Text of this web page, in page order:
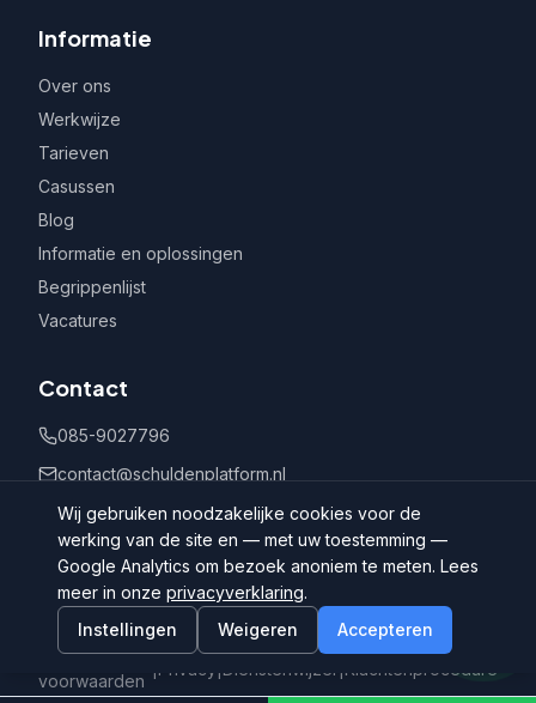
Informatie
Over ons
Werkwijze
Tarieven
Casussen
Blog
Informatie en oplossingen
Begrippenlijst
Vacatures
Contact
085-9027796
contact@schuldenplatform.nl
Postbus 802, 7400 AV Deventer
©
Schuldenplatform.nl
Algemene
voorwaarden
|Privacy |Dienstenwijzer |Klachtenprocedure
Wij gebruiken noodzakelijke cookies voor de
werking van de site en — met uw toestemming —
Google Analytics om bezoek anoniem te meten. Lees
meer in onze privacyverklaring.
Instellingen
Weigeren Accepteren